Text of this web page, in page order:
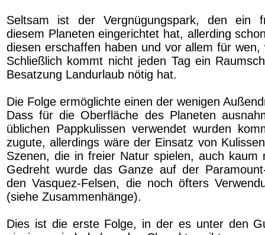
Seltsam ist der Vergnügungspark, den ein
diesem Planeten eingerichtet hat, allerding
diesen erschaffen haben und vor allem für
Schließlich kommt nicht jeden Tag ein
Besatzung Landurlaub nötig hat.
Die Folge ermöglichte einen der wenigen
Dass für die Oberfläche des Planeten
üblichen Pappkulissen verwendet wurden
zugute, allerdings wäre der Einsatz von
Szenen, die in freier Natur spielen, auch kaum
Gedreht wurde das Ganze auf der
den Vasquez-Felsen, die noch öfters
(siehe Zusammenhänge).
Dies ist die erste Folge, in der es unter den